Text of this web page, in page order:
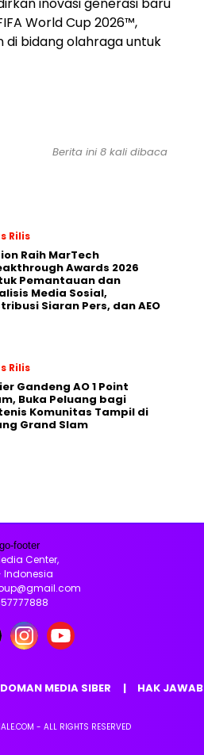
World Cup 2026™,
bidang olahraga untuk
Berita ini 8 kali dibaca
Rilis
Raih MarTech
Awards 2026
Pemantauan dan
Media Sosial,
Siaran Pers, dan AEO
Rilis
Gandeng AO 1 Point
Buka Peluang bagi
Komunitas Tampil di
Grand Slam
Center,
Indonesia
MEDIA SIBER HAK JAWAB
- ALL RIGHTS RESERVED